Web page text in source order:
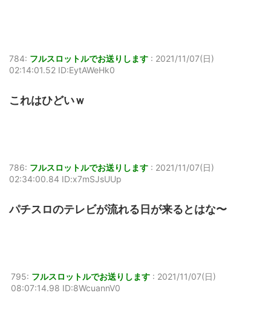
784: フルスロットルでお送りします : 2021/11/07(日)
02:14:01.52 ID:EytAWeHk0
これはひどいｗ
786: フルスロットルでお送りします : 2021/11/07(日)
02:34:00.84 ID:x7mSJsUUp
パチスロのテレビが流れる日が来るとはな〜
795: フルスロットルでお送りします : 2021/11/07(日)
08:07:14.98 ID:8WcuannV0